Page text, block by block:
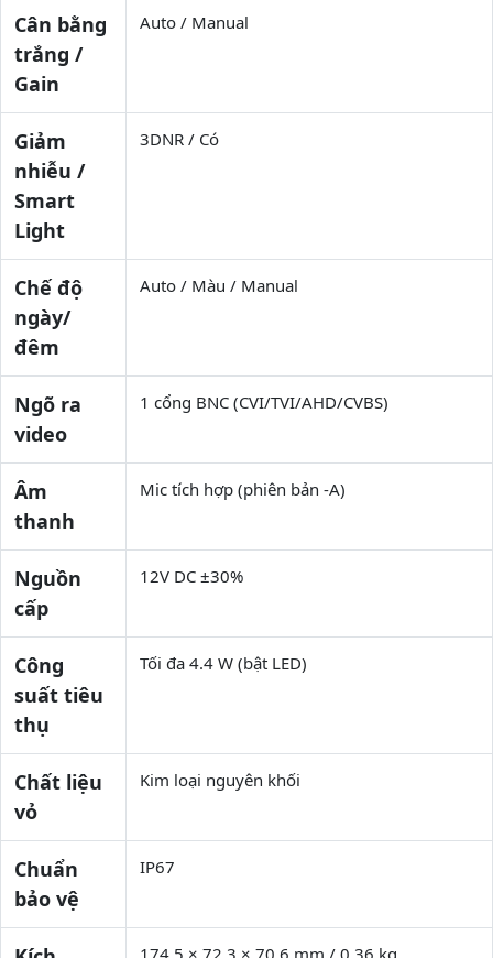
Cân bằng
trắng /
Gain
Auto / Manual
Giảm
nhiễu /
Smart
Light
3DNR / Có
Chế độ
ngày/
đêm
Auto / Màu / Manual
Ngõ ra
video
1 cổng BNC (CVI/TVI/AHD/CVBS)
Âm
thanh
Mic tích hợp (phiên bản -A)
Nguồn
cấp
12V DC ±30%
Công
suất tiêu
thụ
Tối đa 4.4 W (bật LED)
Chất liệu
vỏ
Kim loại nguyên khối
Chuẩn
bảo vệ
IP67
174.5 × 72.3 × 70.6 mm / 0.36 kg